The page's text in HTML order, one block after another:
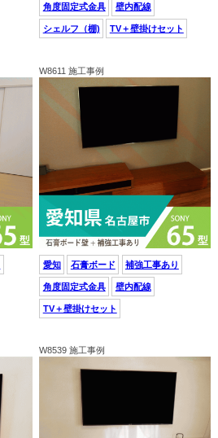
角度固定式金具 壁内配線
シェルフ（棚) TV＋壁掛けセット
W8611 施工事例
愛知 石膏ボード 補強工事あり
角度固定式金具 壁内配線
TV＋壁掛けセット
W8539 施工事例